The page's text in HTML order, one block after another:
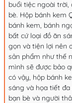
buổi tiệc ngoài trời,
bè. Hộp bánh kem
bánh kem, bánh
bất cứ loại đồ ăn
gọn và tiện lợi nên
sản phẩm như thế
mình sẽ được bảo
có vậy, hộp bánh
sáng và họa tiết
bạn bè và người